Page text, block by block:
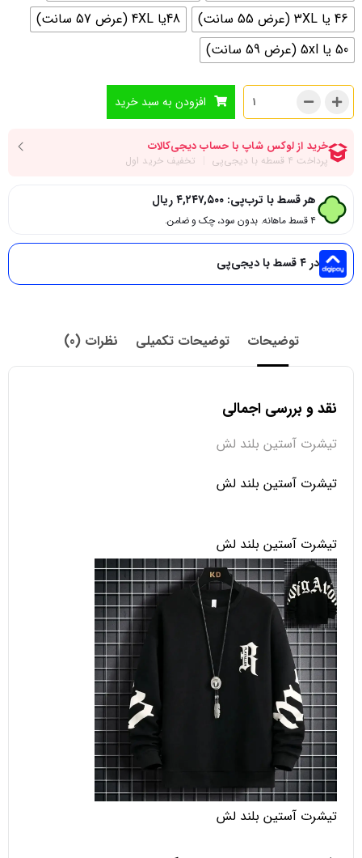
46 یا 3XL (عرض 55 سانت)
48یا 4XL (عرض 57 سانت)
50 یا 5xl (عرض 59 سانت)
افزودن به سبد خرید
هر قسط با ترب‌پی: ۴,۲۴۷,۵۰۰ریال
۴ قسط ماهانه. بدون سود، چک و ضامن.
در ۴ قسط با دیجی‌پی
توضیحات توضیحات تکمیلی نظرات (0)
نقد و بررسی اجمالی
تیشرت آستین بلند لش
تیشرت آستین بلند لش
تیشرت آستین بلند لش
تیشرت آستین بلند لش